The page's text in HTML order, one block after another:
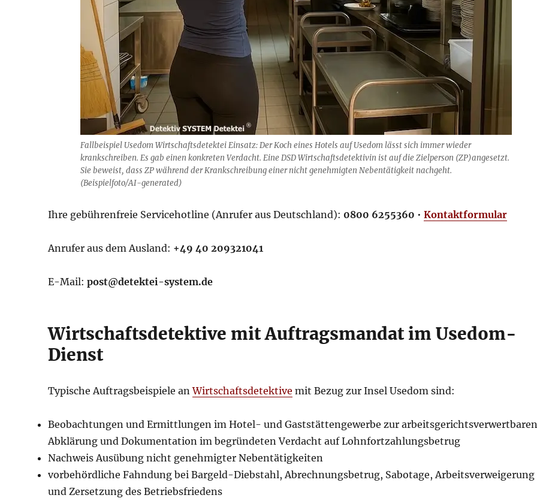
Fallbeispiel Usedom Wirtschaftsdetektei Einsatz: Der Koch eines Hotels auf Usedom lässt sich immer wieder
krankschreiben. Es gab einen konkreten Verdacht. Eine DSD Wirtschaftsdetektivin ist auf die Zielperson (ZP)angesetzt.
Sie beweist, dass ZP während der Krankschreibung einer nicht genehmigten Nebentätigkeit nachgeht.
(Beispielfoto/AI-generated)
Ihre gebührenfreie Servicehotline (Anrufer aus Deutschland): 0800 6255360 •Kontaktformular
Anrufer aus dem Ausland: +49 40 209321041
E-Mail:post@detektei-system.de
Wirtschaftsdetektive mit Auftragsmandat im Usedom-
Dienst
Typische Auftragsbeispiele anWirtschaftsdetektive mit Bezug zur Insel Usedom sind:
Beobachtungen und Ermittlungen im Hotel- und Gaststättengewerbe zur
Abklärung und Dokumentation im begründeten Verdacht auf Lohnfortzahlungsbetrug
Nachweis Ausübung nicht genehmigter Nebentätigkeiten
vorbehördliche Fahndung bei Bargeld-Diebstahl, Abrechnungsbetrug, Sabotage, Arbeitsverweigerung
und Zersetzung des Betriebsfriedens